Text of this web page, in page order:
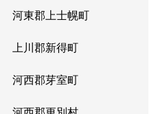
河東郡上士幌町
上川郡新得町
河西郡芽室町